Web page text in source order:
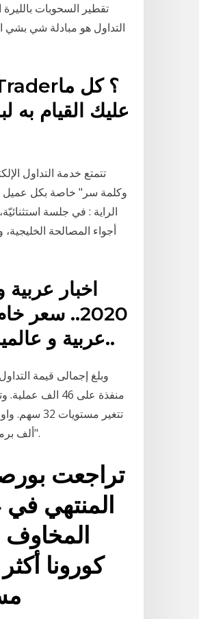
تقطير السحوبات
التداول هو مبادلة شي بشي
عليك القيام به
تتمتع خدمة التداول
وكلمة سر" خاصة بكل عميل ،
الراية : في جلسة
أجواء المصالحة
عربية و عالمية - روسيا اليوم ) لأول مرة منذ فبرابر 2020..
ألف برميل يوميا عن مستويات تشرين الثاني 2020 الذي بلغ 25.083 مليون برميل يوميا".
تراجعت